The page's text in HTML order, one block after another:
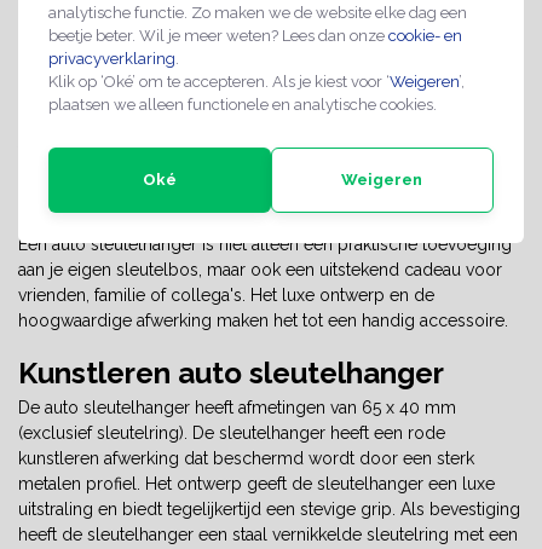
analytische functie. Zo maken we de website elke dag een
beetje beter. Wil je meer weten? Lees dan onze cookie- en
privacyverklaring
Klik op ‘Oké’ om te accepteren. Als je kiest voor ‘Weigeren’,
plaatsen we alleen functionele en analytische cookies.
Oké Weigeren
Professionele kwaliteit
Spoedlevering mogelijk
INFORMATIE
Een auto sleutelhanger is niet alleen een praktische toevoeging
aan je eigen sleutelbos, maar ook een uitstekend cadeau voor
vrienden, familie of collega's. Het luxe ontwerp en de
hoogwaardige afwerking maken het tot een handig accessoire.
Kunstleren auto sleutelhanger
De auto sleutelhanger heeft afmetingen van 65 x 40 mm
(exclusief sleutelring). De sleutelhanger heeft een rode
kunstleren afwerking dat beschermd wordt door een sterk
metalen profiel. Het ontwerp geeft de sleutelhanger een luxe
uitstraling en biedt tegelijkertijd een stevige grip. Als bevestiging
heeft de sleutelhanger een staal vernikkelde sleutelring met een